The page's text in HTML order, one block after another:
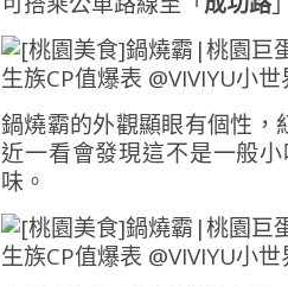
鍋燒霸的外觀顯眼有個性，
近一看會發現這不是一般
味。